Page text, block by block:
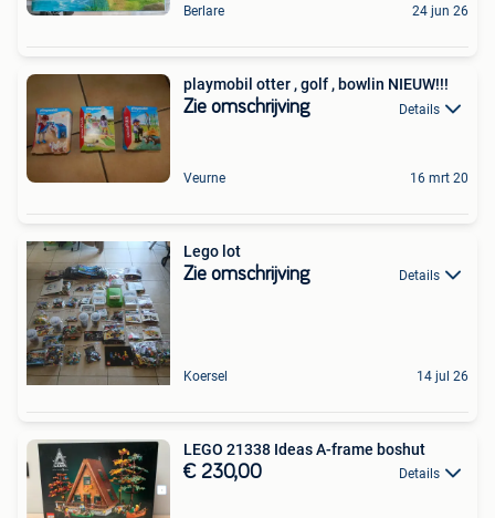
Berlare 24 jun 26
playmobil otter , golf , bowlin NIEUW!!!
Zie omschrijving Details
Veurne 16 mrt 20
Lego lot
Zie omschrijving Details
Koersel 14 jul 26
LEGO 21338 Ideas A-frame boshut
€ 230,00 Details